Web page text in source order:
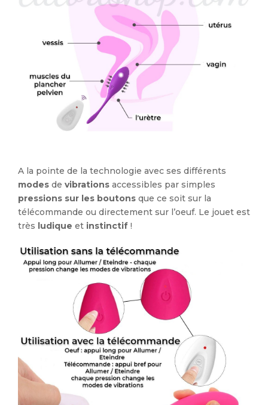
A la pointe de la technologie avec ses différents
modes de vibrations accessibles par simples
pressions sur les boutons que ce soit sur la
télécommande ou directement sur l’oeuf. Le jouet est
très ludique et instinctif !